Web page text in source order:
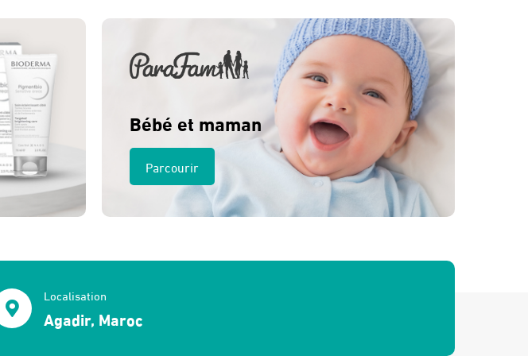
Bébé et maman
Parcourir
Localisation
Agadir, Maroc